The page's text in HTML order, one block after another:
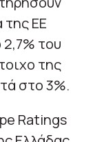
της ΕΕ
του
της
στο 3%.
Ratings